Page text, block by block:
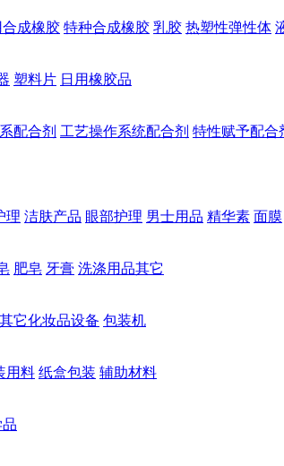
成橡胶 特种合成橡胶 乳胶 热塑性弹性体
塑料片 日用橡胶品
配合剂 工艺操作系统配合剂 特性赋予配合
理 洁肤产品 眼部护理 男士用品 精华素 面膜
肥皂 牙膏 洗涤用品其它
其它化妆品设备 包装机
用料 纸盒包装 辅助材料